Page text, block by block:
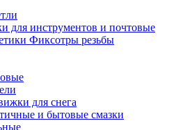
для инструментов и почтовые
Фиксотры резьбы
для снега
и бытовые смазки